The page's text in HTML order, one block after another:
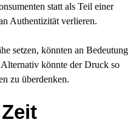
statt als Teil einer
Authentizität verlieren.
setzen, könnten an Bedeutung
könnte der Druck so
zu überdenken.